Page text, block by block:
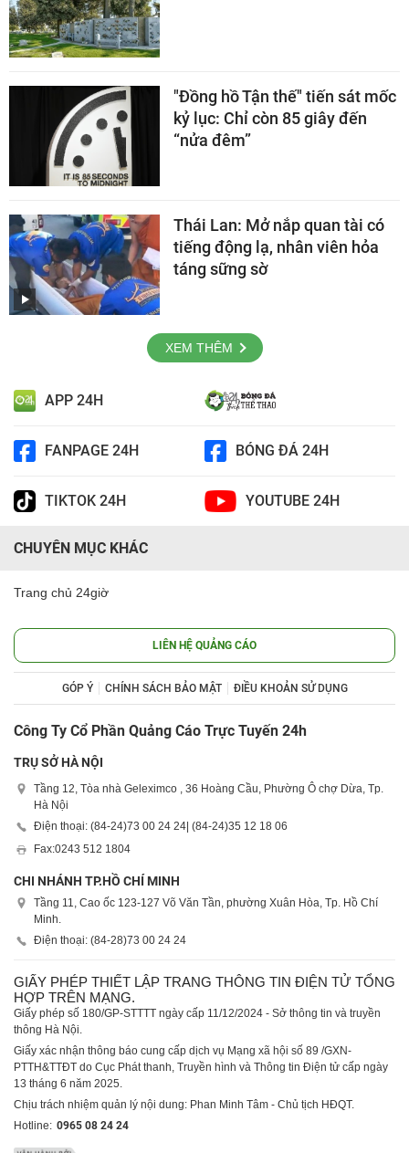
"Đồng hồ Tận thế" tiến sát mốc
kỷ lục: Chỉ còn 85 giây đến
“nửa đêm”
Thái Lan: Mở nắp quan tài có
tiếng động lạ, nhân viên hỏa
táng sững sờ
XEM THÊM
APP 24H
FANPAGE 24H BÓNG ĐÁ 24H
TIKTOK 24H YOUTUBE 24H
CHUYÊN MỤC KHÁC
Trang chủ 24giờ
LIÊN HỆ QUẢNG CÁO
GÓP Ý CHÍNH SÁCH BẢO MẬT ĐIỀU KHOẢN SỬ DỤNG
Công Ty Cổ Phần Quảng Cáo Trực Tuyến 24h
TRỤ SỞ HÀ NỘI
Tầng 12, Tòa nhà Geleximco , 36 Hoàng Cầu, Phường Ô chợ Dừa, Tp.
Hà Nội
Điện thoại: (84-24)73 00 24 24 | (84-24)35 12 18 06
Fax:0243 512 1804
CHI NHÁNH TP.HỒ CHÍ MINH
Tầng 11, Cao ốc 123-127 Võ Văn Tần, phường Xuân Hòa, Tp. Hồ Chí
Minh.
Điện thoại: (84-28)73 00 24 24
GIẤY PHÉP THIẾT LẬP TRANG THÔNG TIN ĐIỆN TỬ TỔNG
HỢP TRÊN MẠNG.
Giấy phép số 180/GP-STTTT ngày cấp 11/12/2024 - Sở thông tin và truyền
thông Hà Nội.
Giấy xác nhận thông báo cung cấp dịch vụ Mạng xã hội số 89 /GXN-
PTTH&TTĐT do Cục Phát thanh, Truyền hình và Thông tin Điện tử cấp ngày
13 tháng 6 năm 2025.
Chịu trách nhiệm quản lý nội dung: Phan Minh Tâm - Chủ tịch HĐQT.
Hotline: 0965 08 24 24